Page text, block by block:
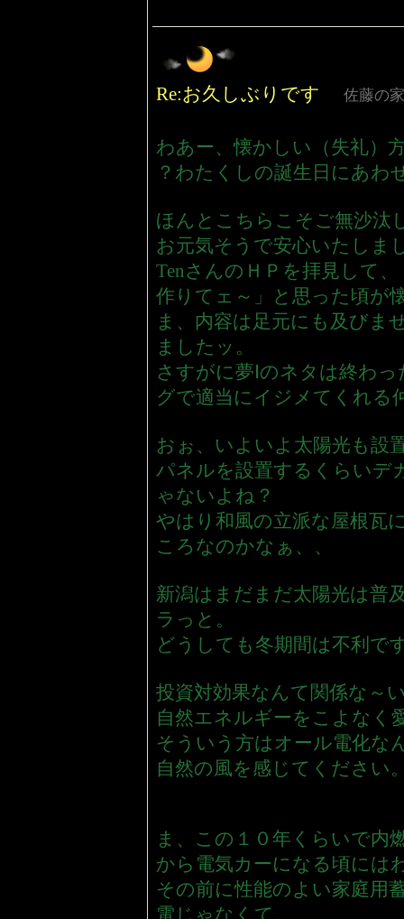
Re:お久しぶりです 佐藤の
わあー、懐かしい（失礼）
？わたくしの誕生日にあ
ほんとこちらこそご無沙汰
お元気そうで安心いたしま
TenさんのＨＰを拝見して
作りてェ～」と思った頃が
ま、内容は足元にも及びま
ましたッ。
さすがに夢Ⅰのネタは終わ
グで適当にイジメてくれる
おぉ、いよいよ太陽光も設
パネルを設置するくらいデ
ゃないよね？
やはり和風の立派な屋根瓦
ころなのかなぁ、、
新潟はまだまだ太陽光は普
ラっと。
どうしても冬期間は不利で
投資対効果なんて関係な～
自然エネルギーをこよなく
そういう方はオール電化な
自然の風を感じてください
ま、この１０年くらいで内
から電気カーになる頃には
その前に性能のよい家庭用